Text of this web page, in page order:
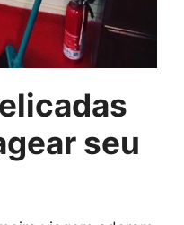
seu